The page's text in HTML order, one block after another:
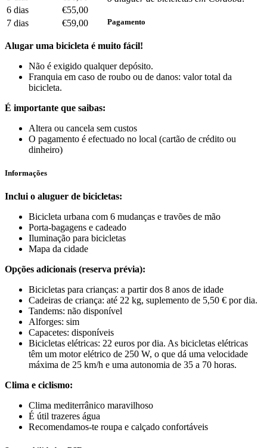
6 dias
€55,00
7 dias
€59,00 Pagamento
Alugar uma bicicleta é muito fácil!
Não é exigido qualquer depósito.
Franquia em caso de roubo ou de danos: valor total da
bicicleta.
É importante que saibas:
Altera ou cancela sem custos
O pagamento é efectuado no local (cartão de crédito ou
dinheiro)
Informações
Inclui o aluguer de bicicletas:
Bicicleta urbana com 6 mudanças e travões de mão
Porta-bagagens e cadeado
Iluminação para bicicletas
Mapa da cidade
Opções adicionais (reserva prévia):
Bicicletas para crianças: a partir dos 8 anos de idade
Cadeiras de criança: até 22 kg, suplemento de 5,50 € por dia.
Tandems: não disponível
Alforges: sim
Capacetes: disponíveis
Bicicletas elétricas: 22 euros por dia. As bicicletas elétricas
têm um motor elétrico de 250 W, o que dá uma velocidade
máxima de 25 km/h e uma autonomia de 35 a 70 horas.
Clima e ciclismo:
Clima mediterrânico maravilhoso
É útil trazeres água
Recomendamos-te roupa e calçado confortáveis